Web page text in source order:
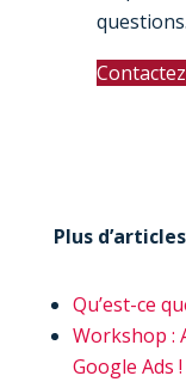
questions.
Plus d’articles
Qu’est-ce
Workshop :
Google Ads !